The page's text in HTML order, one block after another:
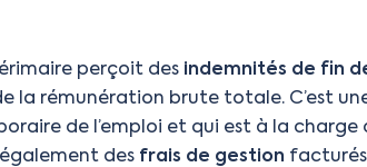
perçoit des indemnités de fin
la rémunération brute totale. C’est
de l’emploi et qui est à la charge
des frais de gestion facturés